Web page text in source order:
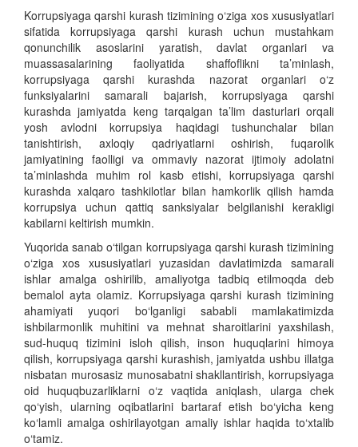
Korrupsiyaga qarshi kurash tizimining o‘ziga xos xususiyatlari
sifatidakorrupsiyaga qarshi kurash uchun mustahkam
qonunchilik asoslarini yaratish, davlat organlari va
muassasalarining faoliyatida shaffoflikni ta’minlash,
korrupsiyaga qarshi kurashda nazorat organlari o‘z
funksiyalarini samarali bajarish, korrupsiyaga qarshi
kurashda jamiyatda keng tarqalgan ta’lim dasturlari orqali
yosh avlodni korrupsiya haqidagi tushunchalar bilan
tanishtirish, axloqiy qadriyatlarni oshirish, fuqarolik
jamiyatining faolligi va ommaviy nazorat ijtimoiy adolatni
ta’minlashda muhim rol kasb etishi, korrupsiyaga qarshi
kurashda xalqaro tashkilotlar bilan hamkorlik qilish hamda
korrupsiya uchun qattiq sanksiyalar belgilanishi kerakligi
kabilarni keltirish mumkin.
Yuqorida sanab o‘tilgan korrupsiyaga qarshi kurash tizimining
o‘ziga xos xususiyatlari yuzasidan davlatimizda samarali
ishlar amalga oshirilib, amaliyotga tadbiq etilmoqda deb
bemalol ayta olamiz. Korrupsiyaga qarshi kurash tizimining
ahamiyati yuqori bo‘lganligi sababli mamlakatimizda
ishbilarmonlik muhitini va mehnat sharoitlarini yaxshilash,
sud-huquq tizimini isloh qilish, inson huquqlarini himoya
qilish, korrupsiyaga qarshi kurashish, jamiyatda ushbu illatga
nisbatan murosasiz munosabatni shakllantirish, korrupsiyaga
oid huquqbuzarliklarni o‘z vaqtida aniqlash, ularga chek
qo‘yish, ularning oqibatlarini bartaraf etish bo‘yicha keng
ko‘lamli amalga oshirilayotgan amaliy ishlar haqida to‘xtalib
o‘tamiz.